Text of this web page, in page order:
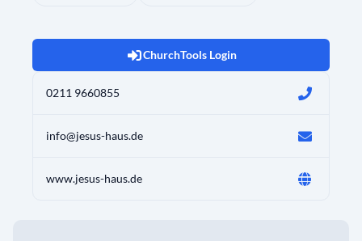
ChurchTools Login
0211 9660855
info@jesus-haus.de
www.jesus-haus.de